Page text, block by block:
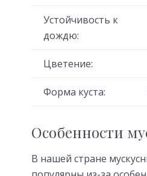
Устойчивость к
дождю:
Цветение:
Форма куста:
Особенности
В нашей стране